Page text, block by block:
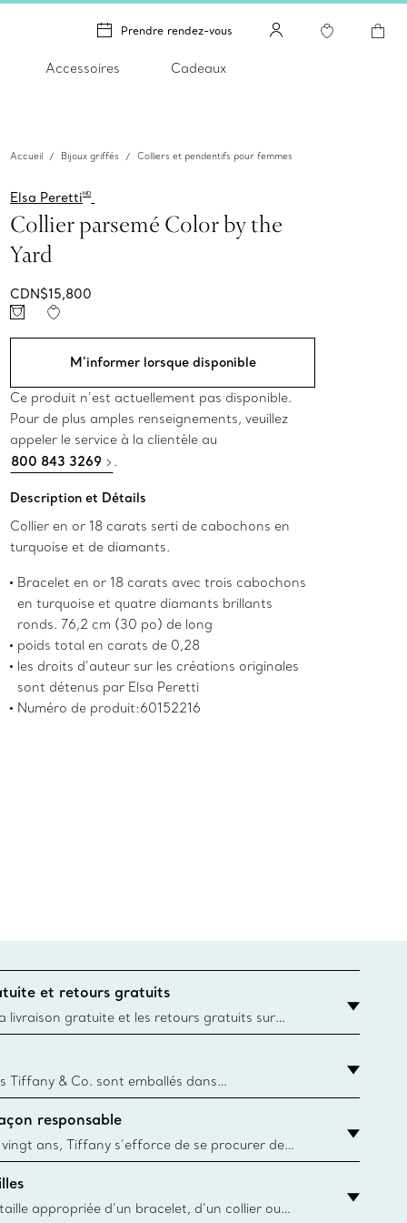
Prendre rendez-vous
Accessoires Cadeaux
Accueil Bijoux griffés Colliers et pendentifs pour femmes
Elsa PerettiMD
Collier parsemé Color by the
Yard
CDN$15,800
M’informer lorsque disponible
Ce produit n’est actuellement pas disponible.
Pour de plus amples renseignements, veuillez
appeler le service à la clientèle au
800 843 3269
.
Description et Détails
Collier en or 18 carats serti de cabochons en
turquoise et de diamants.
Bracelet en or 18 carats avec trois cabochons
en turquoise et quatre diamants brillants
ronds. 76,2 cm (30 po) de long
poids total en carats de 0,28
les droits d’auteur sur les créations originales
sont détenus par Elsa Peretti
Numéro de produit:60152216
et retours gratuits
livraison gratuite et les retours gratuits sur
Tiffany & Co. passées sur le site Web
la destination est l’adresse d’un particulier.
Tiffany & Co. sont emballés dans
Box. Bien que l'histoire de cet emballage célèbre
toutes les Blue Box et sacs sont aujourd'hui
de papier provenant de sources durables et de
responsable
vingt ans, Tiffany s’efforce de se procurer de
les matériaux précieux utilisés dans la
bijoux. En apprendre davantage
appropriée d’un bracelet, d’un collier ou